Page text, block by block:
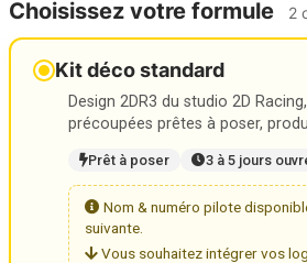
Choisissez votre formule 2
Kit déco standard
Design 2DR3 du studio 2D
précoupées prêtes à poser,
Prêt à poser 3 à 5 jours
Nom & numéro pilote
suivante.
Vous souhaitez intégrer vos